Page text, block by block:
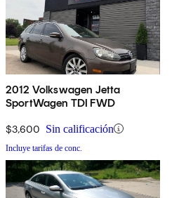
2012 Volkswagen Jetta
SportWagen TDI FWD
$3,600 Sin calificación
Incluye tarifas de conc.